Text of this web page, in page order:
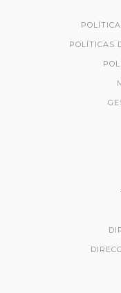
POLÍTICAS